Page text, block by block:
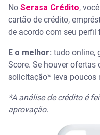
No Serasa Crédito,
cartão de crédito,
de acordo com seu perfil
E o melhor: tudo online,
Score. Se houver ofertas
solicitação* leva poucos
*A análise de crédito é
aprovação.